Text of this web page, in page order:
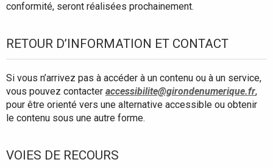
conformité, seront réalisées prochainement.
RETOUR D’INFORMATION ET CONTACT
Si vous n’arrivez pas à accéder à un contenu ou à un service,
vous pouvez contacter accessibilite@girondenumerique.fr,
pour être orienté vers une alternative accessible ou obtenir
le contenu sous une autre forme.
VOIES DE RECOURS